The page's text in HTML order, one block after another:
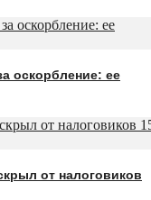
оскорбление: ее
от налоговиков